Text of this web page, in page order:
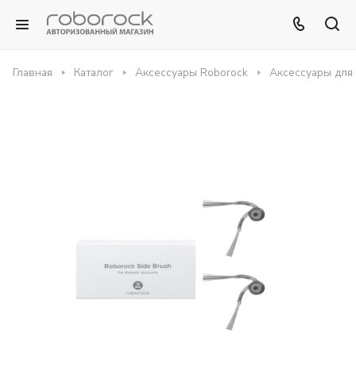
Главная Каталог Аксессуары Roborock Аксессуары